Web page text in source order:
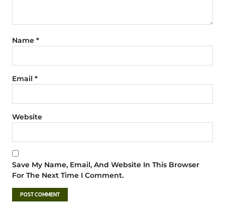
Name *
Email *
Website
Save My Name, Email, And Website In This Browser
For The Next Time I Comment.